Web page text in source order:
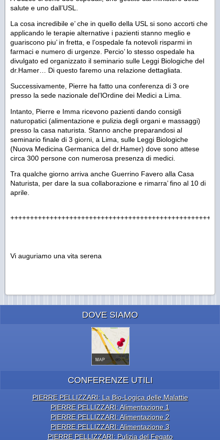
salute e uno dall’USL.
La cosa incredibile e’ che in quello della USL si sono accorti che
applicando le terapie alternative i pazienti stanno meglio e
guariscono piu’ in fretta, e l’ospedale fa notevoli risparmi in
farmaci e numero di urgenze. Percio’ lo stesso ospedale ha
divulgato ed organizzato il seminario sulle Leggi Biologiche del
dr.Hamer… Di questo faremo una relazione dettagliata.
Successivamente, Pierre ha fatto una conferenza di 3 ore
presso la sede nazionale del’lOrdine dei Medici a Lima.
Intanto, Pierre e Imma ricevono pazienti dando consigli
naturopatici (alimentazione e pulizia degli organi e massaggi)
presso la casa naturista. Stanno anche preparandosi al
seminario finale di 3 giorni, a Lima, sulle Leggi Biologiche
(Nuova Medicina Germanica del dr.Hamer) dove sono attese
circa 300 persone con numerosa presenza di medici.
Tra qualche giorno arriva anche Guerrino Favero alla Casa
Naturista, per dare la sua collaborazione e rimarra’ fino al 10 di
aprile.
+++++++++++++++++++++++++++++++++++++++++++++++++++
Vi auguriamo una vita serena
DOVE SIAMO
CONFERENZE UTILI
PIERRE PELLIZZARI: La Bio-Logica delle Malattie
PIERRE PELLIZZARI: Alimentazione 1
PIERRE PELLIZZARI: Alimentazione 2
PIERRE PELLIZZARI: Alimentazione 3
PIERRE PELLIZZARI: Pulizia del Fegato